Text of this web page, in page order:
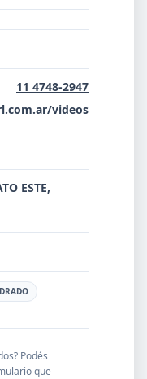
11 4748-2947
videos
ESTE,
Podés
que